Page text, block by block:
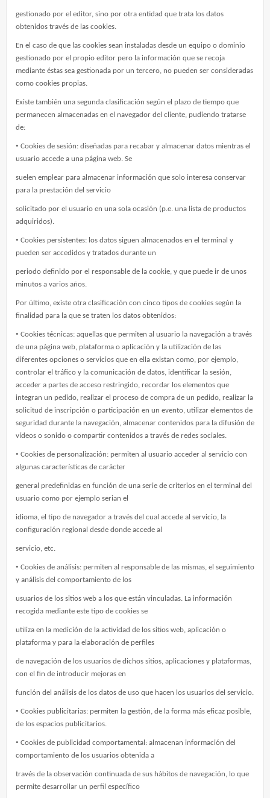
gestionado por el editor, sino por otra entidad que trata los datos
obtenidos través de las cookies.
En el caso de que las cookies sean instaladas desde un equipo o dominio
gestionado por el propio editor pero la información que se recoja
mediante éstas sea gestionada por un tercero, no pueden ser consideradas
como cookies propias.
Existe también una segunda clasificación según el plazo de tiempo que
permanecen almacenadas en el navegador del cliente, pudiendo tratarse
de:
• Cookies de sesión: diseñadas para recabar y almacenar datos mientras el
usuario accede a una página web. Se
suelen emplear para almacenar información que solo interesa conservar
para la prestación del servicio
solicitado por el usuario en una sola ocasión (p.e. una lista de productos
adquiridos).
• Cookies persistentes: los datos siguen almacenados en el terminal y
pueden ser accedidos y tratados durante un
periodo definido por el responsable de la cookie, y que puede ir de unos
minutos a varios años.
Por último, existe otra clasificación con cinco tipos de cookies según la
finalidad para la que se traten los datos obtenidos:
• Cookies técnicas: aquellas que permiten al usuario la navegación a través
de una página web, plataforma o aplicación y la utilización de las
diferentes opciones o servicios que en ella existan como, por ejemplo,
controlar el tráfico y la comunicación de datos, identificar la sesión,
acceder a partes de acceso restringido, recordar los elementos que
integran un pedido, realizar el proceso de compra de un pedido, realizar la
solicitud de inscripción o participación en un evento, utilizar elementos de
seguridad durante la navegación, almacenar contenidos para la difusión de
vídeos o sonido o compartir contenidos a través de redes sociales.
• Cookies de personalización: permiten al usuario acceder al servicio con
algunas características de carácter
general predefinidas en función de una serie de criterios en el terminal del
usuario como por ejemplo serian el
idioma, el tipo de navegador a través del cual accede al servicio, la
configuración regional desde donde accede al
servicio, etc.
• Cookies de análisis: permiten al responsable de las mismas, el seguimiento
y análisis del comportamiento de los
usuarios de los sitios web a los que están vinculadas. La información
recogida mediante este tipo de cookies se
utiliza en la medición de la actividad de los sitios web, aplicación o
plataforma y para la elaboración de perfiles
de navegación de los usuarios de dichos sitios, aplicaciones y plataformas,
con el fin de introducir mejoras en
función del análisis de los datos de uso que hacen los usuarios del servicio.
• Cookies publicitarias: permiten la gestión, de la forma más eficaz posible,
de los espacios publicitarios.
• Cookies de publicidad comportamental: almacenan información del
comportamiento de los usuarios obtenida a
través de la observación continuada de sus hábitos de navegación, lo que
permite desarrollar un perfil específico